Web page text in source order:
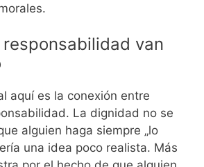
van
aquí es la conexión entre
La dignidad no se
alguien haga siempre „lo
una idea poco realista. Más